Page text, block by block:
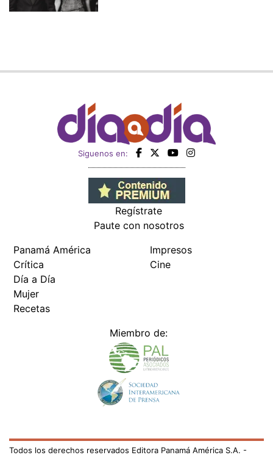
Siguenos en:
Regístrate
Paute con nosotros
Panamá América
Crítica
Día a Día
Mujer
Recetas
Impresos
Cine
Miembro de:
Todos los derechos reservados Editora Panamá América S.A. -